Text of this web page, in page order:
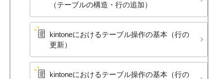
（テーブルの​構造・行の​追加）
kintoneに​おける​テーブル操作の​基本​（行の​
更新）
kintoneに​おける​テーブル操作の​基本​（行の​